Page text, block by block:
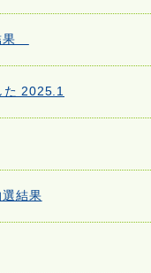
果
た 2025.1
結果